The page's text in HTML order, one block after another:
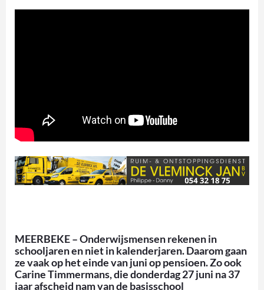
MEERBEKE – Onderwijsmensen rekenen in
schooljaren en niet in kalenderjaren. Daarom gaan
ze vaak op het einde van juni op pensioen. Zo ook
Carine Timmermans, die donderdag 27 juni na 37
jaar afscheid nam van de basisschool